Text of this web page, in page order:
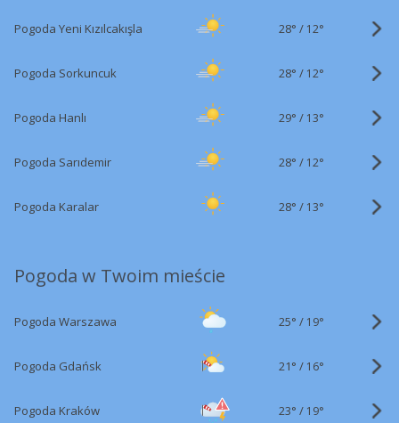
Pogoda Yeni Kızılcakışla 28° / 12°
Pogoda Sorkuncuk 28° / 12°
Pogoda Hanlı 29° / 13°
Pogoda Sarıdemir 28° / 12°
Pogoda Karalar 28° / 13°
Pogoda w Twoim mieście
Pogoda Warszawa 25° / 19°
Pogoda Gdańsk 21° / 16°
Pogoda Kraków 23° / 19°